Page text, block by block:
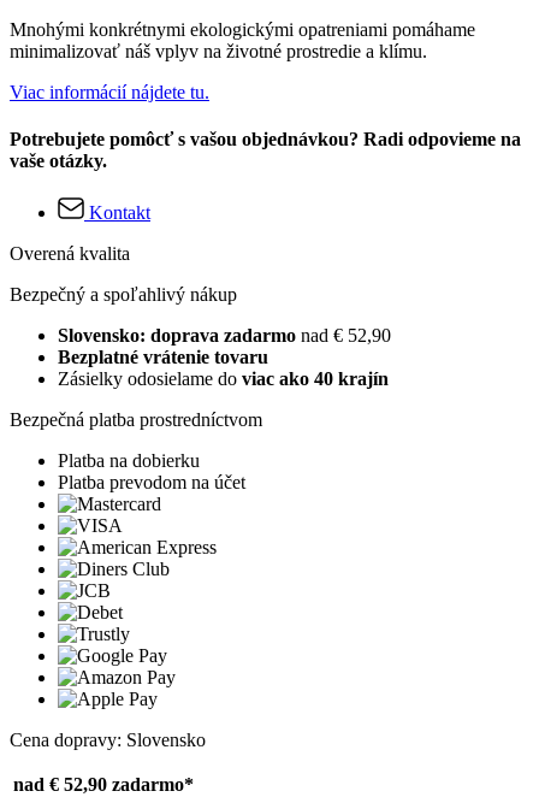
Mnohými konkrétnymi ekologickými opatreniami pomáhame
minimalizovať náš vplyv na životné prostredie a klímu.
Viac informácií nájdete tu.
Potrebujete pomôcť s vašou objednávkou? Radi odpovieme na
vaše otázky.
Kontakt
Overená kvalita
Bezpečný a spoľahlivý nákup
Slovensko: doprava zadarmo nad € 52,90
Bezplatné vrátenie tovaru
Zásielky odosielame do viac ako 40 krajín
Bezpečná platba prostredníctvom
Platba na dobierku
Platba prevodom na účet
Cena dopravy: Slovensko
nad € 52,90 zadarmo*